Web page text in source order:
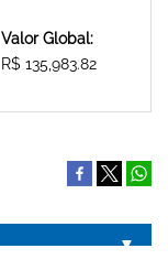
Valor Global:
R$ 135,983.82